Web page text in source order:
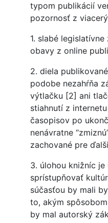
typom publikácií
pozornosť z
1. slabé
obavy z online
2. diela
podobe nezahŕňa
výtlačku [2] ani
stiahnutí z
časopisov po
nenávratne
zachované pre
3. úlohou knižníc je
sprístupňovať
súčasťou by mali
to, akým
by mal autorský